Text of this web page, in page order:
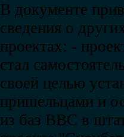
В документе
сведения о
проектах: -
стал
своей целью
пришельцами и
из баз ВВС в